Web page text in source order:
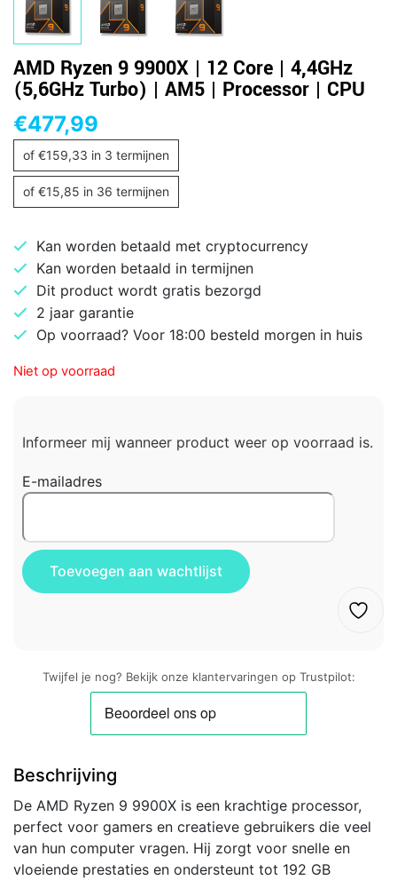
AMD Ryzen 9 9900X | 12 Core | 4,4GHz
(5,6GHz Turbo) | AM5 | Processor | CPU
€477,99
of €159,33 in 3 termijnen
of €15,85 in 36 termijnen
Kan worden betaald met cryptocurrency
Kan worden betaald in termijnen
Dit product wordt gratis bezorgd
2 jaar garantie
Op voorraad? Voor 18:00 besteld morgen in huis
Niet op voorraad
Informeer mij wanneer product weer op voorraad is.
E-mailadres
Twijfel je nog? Bekijk onze klantervaringen op Trustpilot:
Beschrijving
De AMD Ryzen 9 9900X is een krachtige processor,
perfect voor gamers en creatieve gebruikers die veel
van hun computer vragen. Hij zorgt voor snelle en
vloeiende prestaties en ondersteunt tot 192 GB